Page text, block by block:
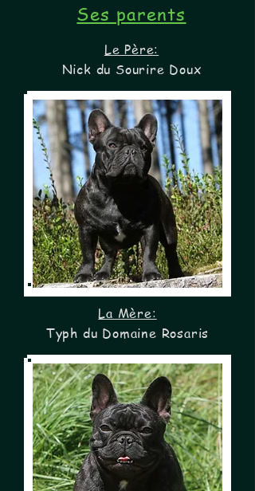
Ses parents
Le Père:
Nick du Sourire Doux
La Mère:
Typh du Domaine Rosaris